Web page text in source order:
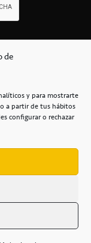
de
y para mostrarte
a partir de tus hábitos
configurar o rechazar
COOKIES /